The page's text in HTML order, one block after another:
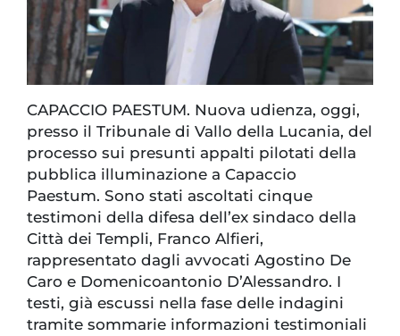
CAPACCIO PAESTUM. Nuova udienza, oggi,
presso il Tribunale di Vallo della Lucania, del
processo sui presunti appalti pilotati della
pubblica illuminazione a Capaccio
Paestum. Sono stati ascoltati cinque
testimoni della difesa dell’ex sindaco della
Città dei Templi, Franco Alfieri,
rappresentato dagli avvocati Agostino De
Caro e Domenicoantonio D’Alessandro. I
testi, già escussi nella fase delle indagini
tramite sommarie informazioni testimoniali